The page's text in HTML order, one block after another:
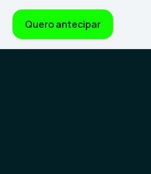
Quero antecipar